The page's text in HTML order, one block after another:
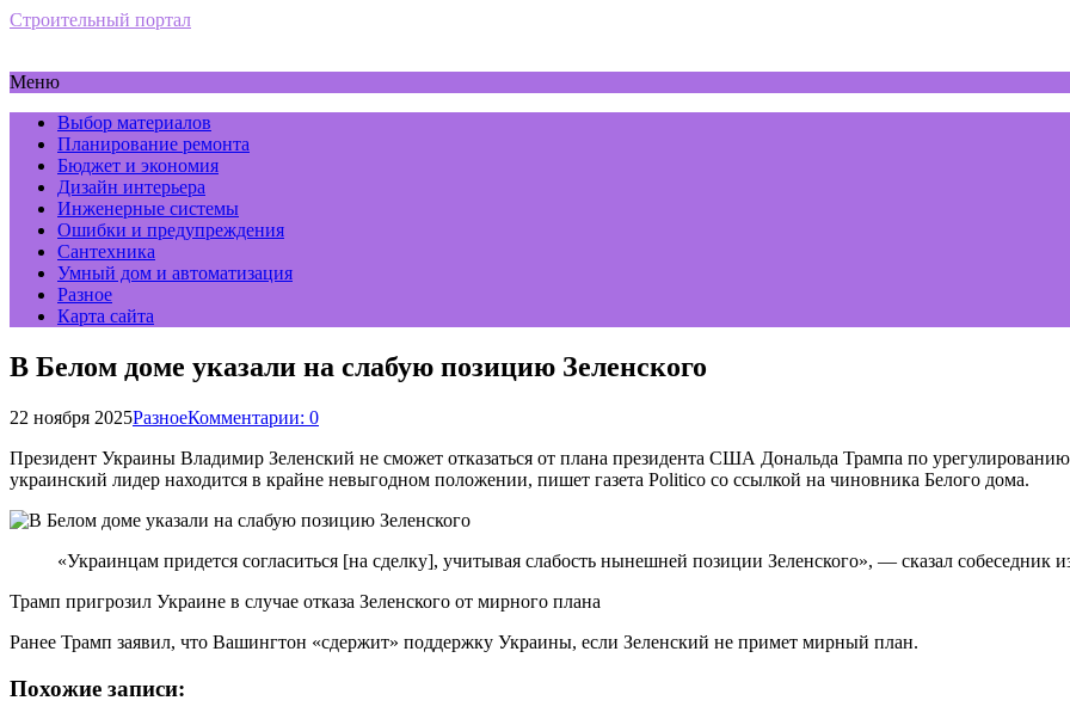
Строительный портал
Меню
Выбор материалов
Планирование ремонта
Бюджет и экономия
Дизайн интерьера
Инженерные системы
Ошибки и предупреждения
Сантехника
Умный дом и автоматизация
Разное
Карта сайта
В Белом доме указали на слабую позицию Зеленского
22 ноября 2025РазноеКомментарии: 0
Президент Украины Владимир Зеленский не сможет отказаться от плана президента США Дональда Трампа по урегулированию
украинский лидер находится в крайне невыгодном положении, пишет газета Politico со ссылкой на чиновника Белого дома.
«Украинцам придется согласиться [на сделку], учитывая слабость нынешней позиции Зеленского», — сказал собеседник
Трамп пригрозил Украине в случае отказа Зеленского от мирного плана
Ранее Трамп заявил, что Вашингтон «сдержит» поддержку Украины, если Зеленский не примет мирный план.
Похожие записи: